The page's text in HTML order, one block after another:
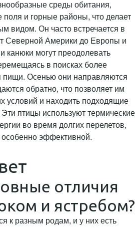
среды обитания,
поля и горные районы, что делает
видом. Он часто встречается в
Северной Америки до Европы и
канюки могут преодолевать
в поисках более
пищи. Осенью они направляются
обратно, что позволяет им
условий и находить подходящие
птицы используют термические
во время долгих перелетов,
особенно эффективной.
отличия
и ястребом?
к разным родам, и у них есть